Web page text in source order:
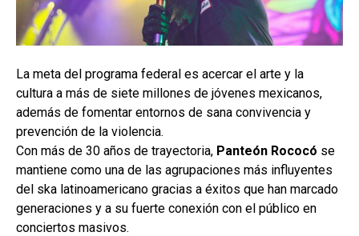
La meta del programa federal es acercar el arte y la
cultura a más de siete millones de jóvenes mexicanos,
además de fomentar entornos de sana convivencia y
prevención de la violencia.
Con más de 30 años de trayectoria, Panteón Rococó se
mantiene como una de las agrupaciones más influyentes
del ska latinoamericano gracias a éxitos que han marcado
generaciones y a su fuerte conexión con el público en
conciertos masivos.